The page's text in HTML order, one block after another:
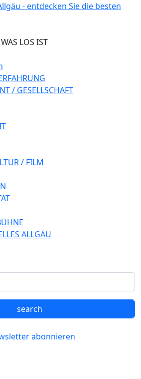
LOS IST
/ GESELLSCHAFT
/ FILM
ALLGÄU
abonnieren